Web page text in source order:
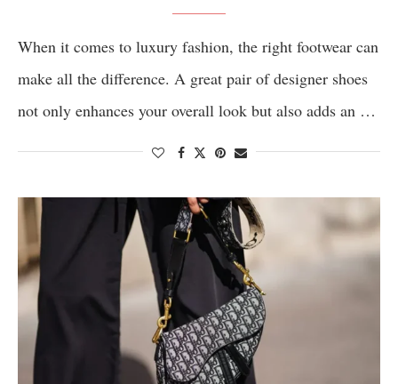
When it comes to luxury fashion, the right footwear can
make all the difference. A great pair of designer shoes
not only enhances your overall look but also adds an …